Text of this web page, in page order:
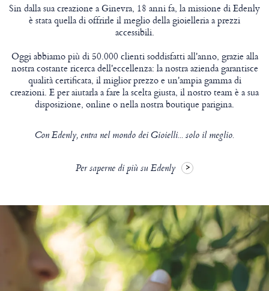
Sin dalla sua creazione a Ginevra, 18 anni fa, la missione di Edenly
è stata quella di offrirle il meglio della gioielleria a prezzi
accessibili.
Oggi abbiamo più di 50.000 clienti soddisfatti all'anno, grazie alla
nostra costante ricerca dell'eccellenza: la nostra azienda garantisce
qualità certificata, il miglior prezzo e un'ampia gamma di
creazioni. E per aiutarla a fare la scelta giusta, il nostro team è a sua
disposizione, online o nella nostra boutique parigina.
Con Edenly, entra nel mondo dei Gioielli... solo il meglio.
Per saperne di più su Edenly